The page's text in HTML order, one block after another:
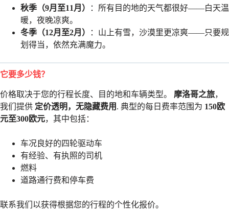
秋季（9月至11月）
：所有目的地的天气都很好——白天温
暖，夜晚凉爽。
冬季（12月至2月）
：山上有雪，沙漠里更凉爽——只要规
划得当，依然充满魔力。
它要多少钱？
价格取决于您的行程长度、目的地和车辆类型。 摩洛哥之旅，
我们提供 定价透明，无隐藏费用 . 典型的每日费率范围为 150欧
元至300欧元，其中包括：
车况良好的四轮驱动车
有经验、有执照的司机
燃料
道路通行费和停车费
联系我们以获得根据您的行程的个性化报价。